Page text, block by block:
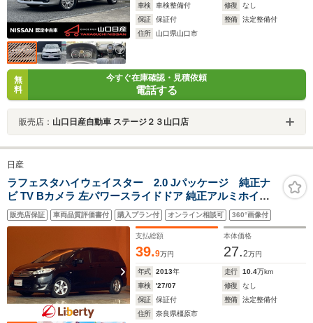
車検
車検整備付 修復
なし
保証
保証付 整備
法定整備付
住所
山口県山口市
無
料
今すぐ在庫確認・見積依頼
電話する
販売店： 山口日産自動車 ステージ２３山口店
日産
ラフェスタハイウェイスター 2.0 Jパッケージ 純正ナ
ビ TV Bカメラ 左パワースライドドア 純正アルミホイー
ル
販売店保証 車両品質評価書付 購入プラン付 オンライン相談可 360°画像付
支払総額
39.9万円
本体価格
27.2万円
年式 2013年 走行 10.4万km
車検
'27/07 修復
なし
保証
保証付 整備
法定整備付
住所
奈良県橿原市